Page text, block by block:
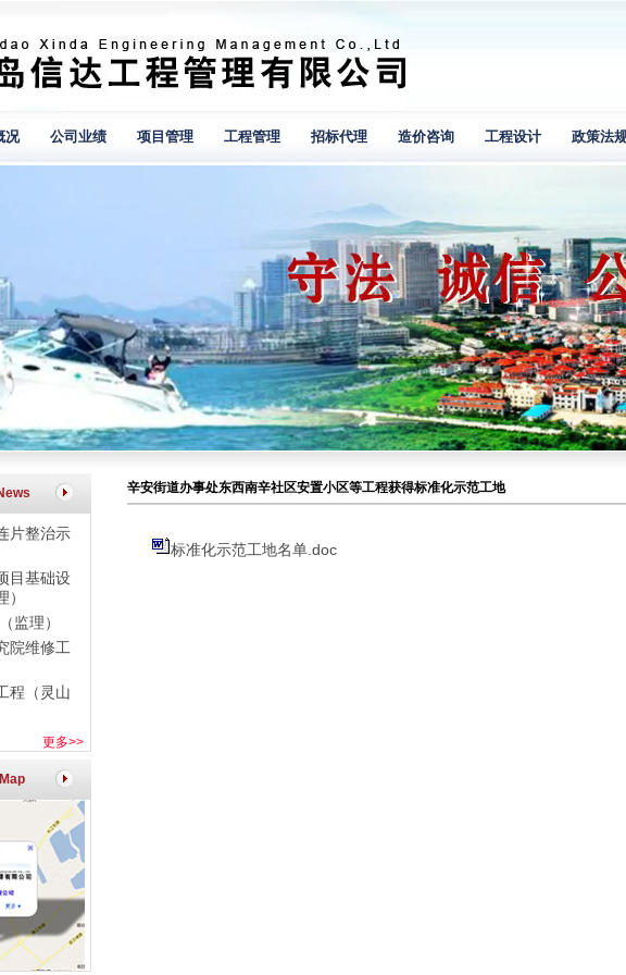
况 公司业绩 项目管理 工程管理 招标代理 造价咨询 工程设计 政策法
片整治示
目基础设
监理）
院维修工
程（灵山
更多>>
辛安街道办事处东西南辛社区安置小区等工程获得标准化示范工地
标准化示范工地名单.doc